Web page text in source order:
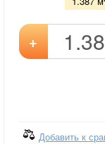
+
Добавить к